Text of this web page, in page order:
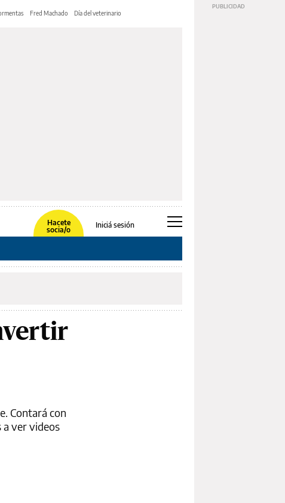
Fred Machado Día del veterinario
Hacete
socia/o
Iniciá sesión
Contará con
a ver videos